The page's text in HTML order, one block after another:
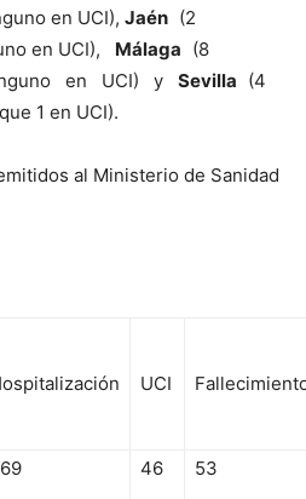
en UCI), Jaén (2
en UCI), Málaga (8
en UCI) y Sevilla (4
1 en UCI).
al Ministerio de Sanidad
UCI
46 53